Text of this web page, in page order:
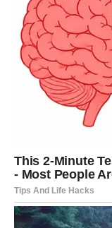
ili poslovne odluke
Ono što je
ste trošili energiju
nije vaša
Ovo pomračenje
kontrolom.
I dok će vam
vrlo brzo ćete
koji ste nosili